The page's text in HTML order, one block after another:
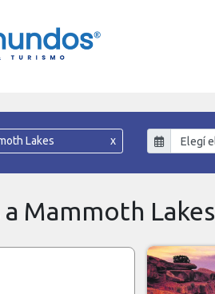
Lakes x
Mammoth Lakes